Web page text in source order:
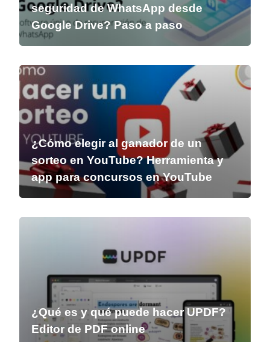
seguridad de WhatsApp desde
Google Drive? Paso a paso
¿Cómo elegir al ganador de un
sorteo en YouTube? Herramienta y
app para concursos en YouTube
¿Qué es y qué puede hacer UPDF?
Editor de PDF online